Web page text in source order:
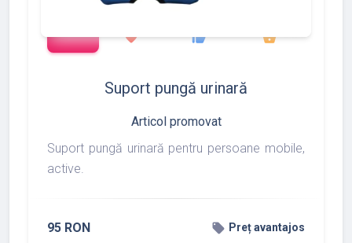
favorite thumb_up shopping_basket
Suport pungă urinară
Articol promovat
Suport pungă urinară pentru persoane mobile,
active.
95 RON local_offer Preț avantajos